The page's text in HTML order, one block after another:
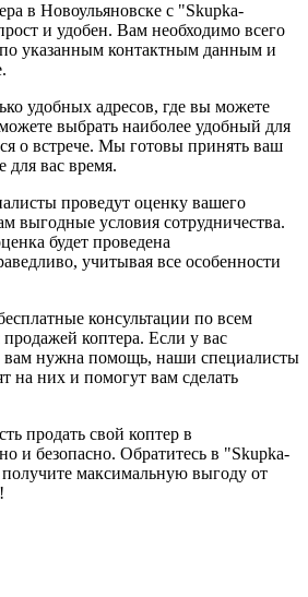
в Новоульяновске с "Skupka-
и удобен. Вам необходимо всего
указанным контактным данным и
удобных адресов, где вы можете
выбрать наиболее удобный для
о встрече. Мы готовы принять ваш
для вас время.
проведут оценку вашего
выгодные условия сотрудничества.
будет проведена
учитывая все особенности
консультации по всем
коптера. Если у вас
вам нужна помощь, наши специалисты
на них и помогут вам сделать
продать свой коптер в
и безопасно. Обратитесь в "Skupka-
максимальную выгоду от